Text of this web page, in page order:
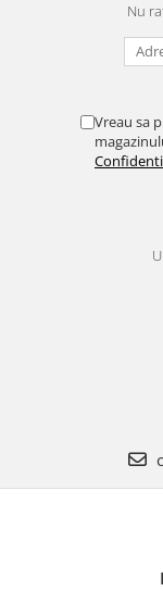
Nu
Vreau sa